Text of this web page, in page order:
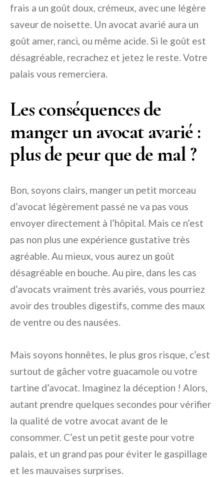
frais a un goût doux, crémeux, avec une légère
saveur de noisette. Un avocat avarié aura un
goût amer, ranci, ou même acide. Si le goût est
désagréable, recrachez et jetez le reste. Votre
palais vous remerciera.
Les conséquences de
manger un avocat avarié :
plus de peur que de mal ?
Bon, soyons clairs, manger un petit morceau
d’avocat légèrement passé ne va pas vous
envoyer directement à l’hôpital. Mais ce n’est
pas non plus une expérience gustative très
agréable. Au mieux, vous aurez un goût
désagréable en bouche. Au pire, dans les cas
d’avocats vraiment très avariés, vous pourriez
avoir des troubles digestifs, comme des maux
de ventre ou des nausées.
Mais soyons honnêtes, le plus gros risque, c’est
surtout de gâcher votre guacamole ou votre
tartine d’avocat. Imaginez la déception ! Alors,
autant prendre quelques secondes pour vérifier
la qualité de votre avocat avant de le
consommer. C’est un petit geste pour votre
palais, et un grand pas pour éviter le gaspillage
et les mauvaises surprises.